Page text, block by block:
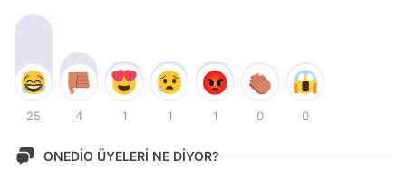
25 4 1 1 1 0 0
ONEDİO ÜYELERİ NE DİYOR?